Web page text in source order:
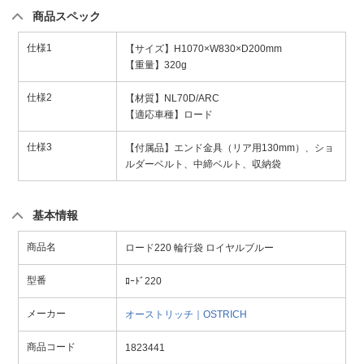
商品スペック
仕様1
【サイズ】H1070×W830×D200mm
【重量】320g
仕様2
【材質】NL70D/ARC
【適応車種】ロード
仕様3
【付属品】エンド金具（リア用130mm）、ショ
ルダーベルト、中締ベルト、収納袋
基本情報
商品名 ロード220 輪行袋 ロイヤルブルー
型番 ﾛｰﾄﾞ220
メーカー オーストリッチ｜OSTRICH
商品コード 1823441